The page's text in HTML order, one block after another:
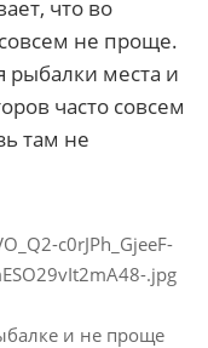
что во
не проще.
рыбалки места и
часто совсем
там не
и не проще